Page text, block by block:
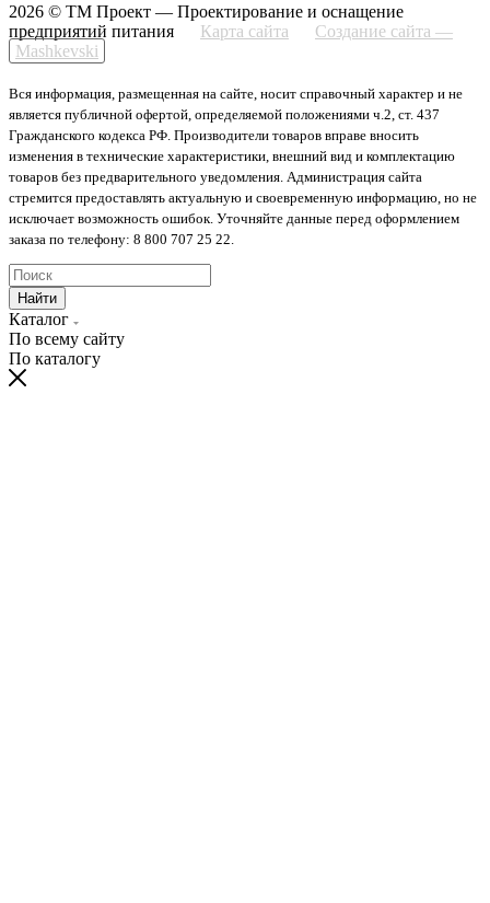
2026 © ТМ Проект — Проектирование и оснащение
предприятий питания
Карта сайта
Создание сайта —
Mashkevski
Вся информация, размещенная на сайте, носит справочный характер и не
является публичной офертой, определяемой положениями ч.2, ст. 437
Гражданского кодекса РФ. Производители товаров вправе вносить
изменения в технические характеристики, внешний вид и комплектацию
товаров без предварительного уведомления. Администрация сайта
стремится предоставлять актуальную и своевременную информацию, но не
исключает возможность ошибок. Уточняйте данные перед оформлением
заказа по телефону: 8 800 707 25 22.
Найти
Каталог
По всему сайту
По каталогу